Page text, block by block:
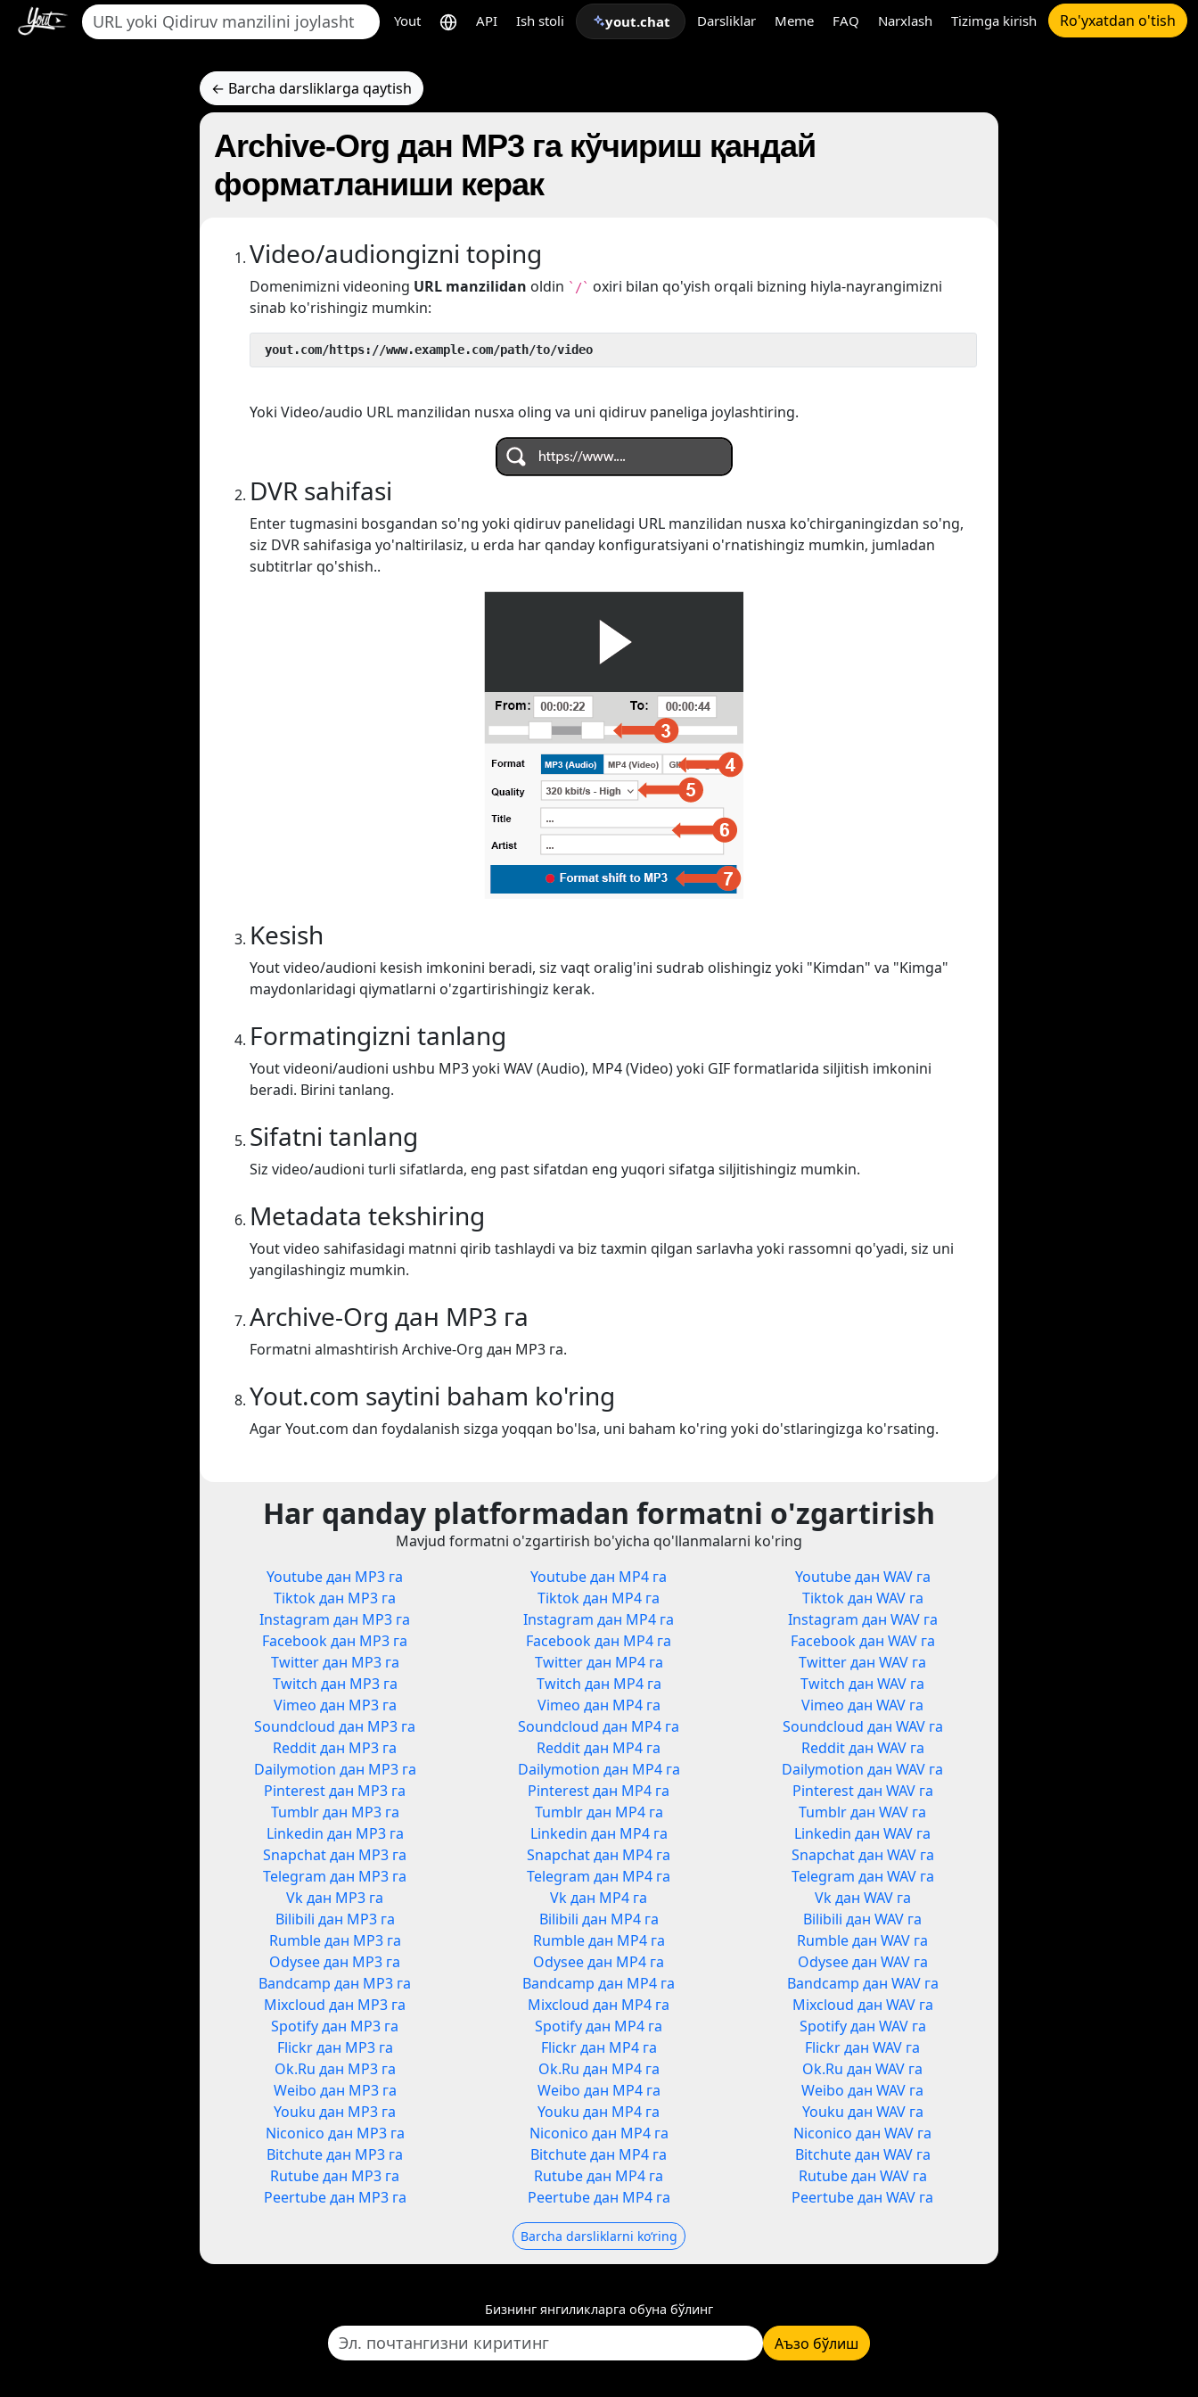
Yout API Ish stoli yout.chat Darsliklar Meme FAQ Narxlash Tizimga kirish Ro'yxatdan o'tish
← Barcha darsliklarga qaytish
Archive-Org дан MP3 га кўчириш қандай
форматланиши керак
Video/audiongizni toping
Domenimizni videoning URL manzilidan oldin `/` oxiri bilan qo'yish orqali bizning hiyla-nayrangimizni
sinab ko'rishingiz mumkin:
yout.com/https://www.example.com/path/to/video
Yoki Video/audio URL manzilidan nusxa oling va uni qidiruv paneliga joylashtiring.
DVR sahifasi
Enter tugmasini bosgandan so'ng yoki qidiruv panelidagi URL manzilidan nusxa ko'chirganingizdan so'ng,
siz DVR sahifasiga yo'naltirilasiz, u erda har qanday konfiguratsiyani o'rnatishingiz mumkin, jumladan
subtitrlar qo'shish..
Kesish
Yout video/audioni kesish imkonini beradi, siz vaqt oralig'ini sudrab olishingiz yoki "Kimdan" va "Kimga"
maydonlaridagi qiymatlarni o'zgartirishingiz kerak.
Formatingizni tanlang
Yout videoni/audioni ushbu MP3 yoki WAV (Audio), MP4 (Video) yoki GIF formatlarida siljitish imkonini
beradi. Birini tanlang.
Sifatni tanlang
Siz video/audioni turli sifatlarda, eng past sifatdan eng yuqori sifatga siljitishingiz mumkin.
Metadata tekshiring
Yout video sahifasidagi matnni qirib tashlaydi va biz taxmin qilgan sarlavha yoki rassomni qo'yadi, siz uni
yangilashingiz mumkin.
Archive-Org дан MP3 га
Formatni almashtirish Archive-Org дан MP3 га.
Yout.com saytini baham ko'ring
Agar Yout.com dan foydalanish sizga yoqqan bo'lsa, uni baham ko'ring yoki do'stlaringizga ko'rsating.
Har qanday platformadan formatni o'zgartirish
Mavjud formatni o'zgartirish bo'yicha qo'llanmalarni ko'ring
Youtube дан MP3 га
Tiktok дан MP3 га
Instagram дан MP3 га
Facebook дан MP3 га
Twitter дан MP3 га
Twitch дан MP3 га
Vimeo дан MP3 га
Soundcloud дан MP3 га
Reddit дан MP3 га
Dailymotion дан MP3 га
Pinterest дан MP3 га
Tumblr дан MP3 га
Linkedin дан MP3 га
Snapchat дан MP3 га
Telegram дан MP3 га
Vk дан MP3 га
Bilibili дан MP3 га
Rumble дан MP3 га
Odysee дан MP3 га
Bandcamp дан MP3 га
Mixcloud дан MP3 га
Spotify дан MP3 га
Flickr дан MP3 га
Ok.Ru дан MP3 га
Weibo дан MP3 га
Youku дан MP3 га
Niconico дан MP3 га
Bitchute дан MP3 га
Rutube дан MP3 га
Peertube дан MP3 га
Youtube дан MP4 га
Tiktok дан MP4 га
Instagram дан MP4 га
Facebook дан MP4 га
Twitter дан MP4 га
Twitch дан MP4 га
Vimeo дан MP4 га
Soundcloud дан MP4 га
Reddit дан MP4 га
Dailymotion дан MP4 га
Pinterest дан MP4 га
Tumblr дан MP4 га
Linkedin дан MP4 га
Snapchat дан MP4 га
Telegram дан MP4 га
Vk дан MP4 га
Bilibili дан MP4 га
Rumble дан MP4 га
Odysee дан MP4 га
Bandcamp дан MP4 га
Mixcloud дан MP4 га
Spotify дан MP4 га
Flickr дан MP4 га
Ok.Ru дан MP4 га
Weibo дан MP4 га
Youku дан MP4 га
Niconico дан MP4 га
Bitchute дан MP4 га
Rutube дан MP4 га
Peertube дан MP4 га
Youtube дан WAV га
Tiktok дан WAV га
Instagram дан WAV га
Facebook дан WAV га
Twitter дан WAV га
Twitch дан WAV га
Vimeo дан WAV га
Soundcloud дан WAV га
Reddit дан WAV га
Dailymotion дан WAV га
Pinterest дан WAV га
Tumblr дан WAV га
Linkedin дан WAV га
Snapchat дан WAV га
Telegram дан WAV га
Vk дан WAV га
Bilibili дан WAV га
Rumble дан WAV га
Odysee дан WAV га
Bandcamp дан WAV га
Mixcloud дан WAV га
Spotify дан WAV га
Flickr дан WAV га
Ok.Ru дан WAV га
Weibo дан WAV га
Youku дан WAV га
Niconico дан WAV га
Bitchute дан WAV га
Rutube дан WAV га
Peertube дан WAV га
Barcha darsliklarni koʻring
Бизнинг янгиликларга обуна бўлинг
Аъзо бўлиш